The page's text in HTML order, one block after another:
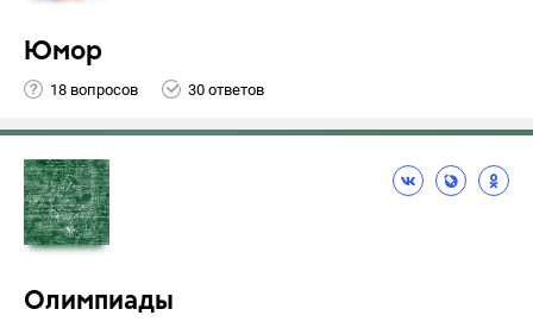
Юмор
18 вопросов 30 ответов
Олимпиады